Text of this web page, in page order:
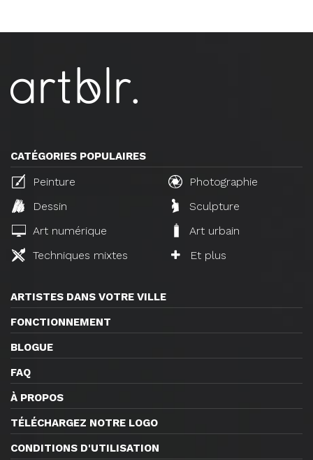
CATÉGORIES POPULAIRES
Peinture
Photographie
Dessin
Sculpture
Art numérique
Art urbain
Techniques mixtes
Et plus
ARTISTES DANS VOTRE VILLE
FONCTIONNEMENT
BLOGUE
FAQ
À PROPOS
TÉLÉCHARGEZ NOTRE LOGO
CONDITIONS D'UTILISATION